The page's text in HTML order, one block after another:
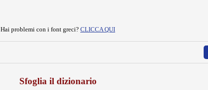
Hai problemi con i font greci? CLICCA QUI
Sfoglia il dizionario